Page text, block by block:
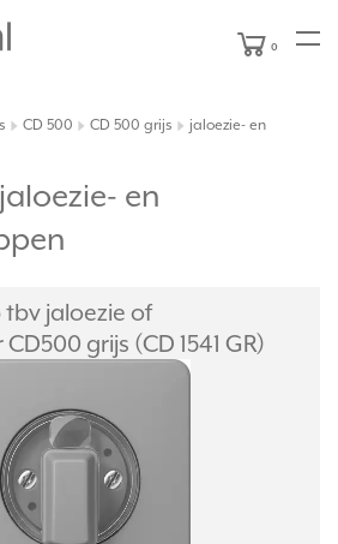
0
CD 500 CD 500 grijs jaloezie- en
en
tbv jaloezie of
grijs (CD 1541 GR)